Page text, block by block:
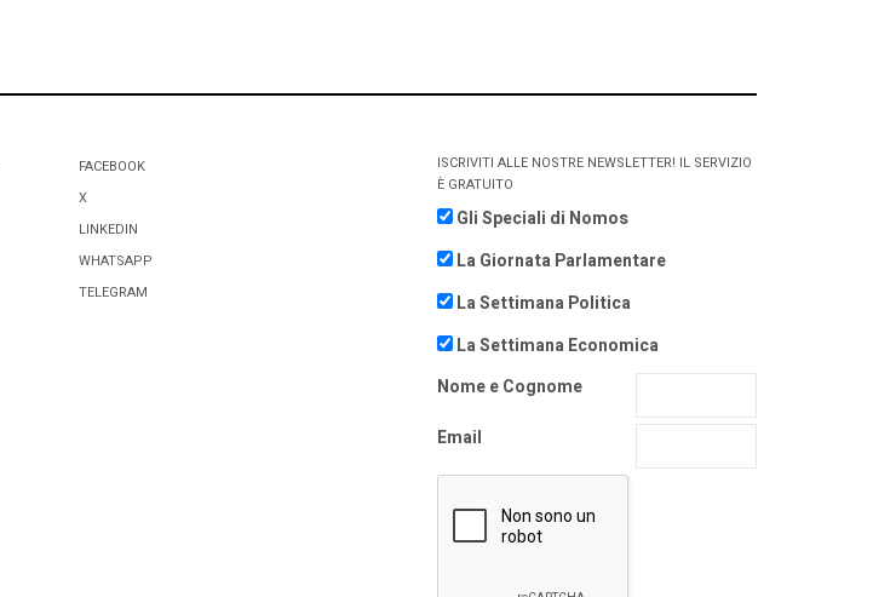
FACEBOOK
X
LINKEDIN
WHATSAPP
TELEGRAM
ISCRIVITI ALLE NOSTRE NEWSLETTER! IL SERVIZIO
È GRATUITO
Gli Speciali di Nomos
La Giornata Parlamentare
La Settimana Politica
La Settimana Economica
Nome e Cognome
Email